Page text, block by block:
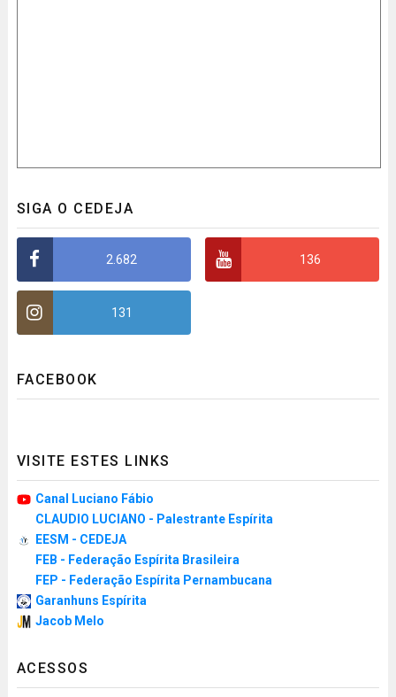
SIGA O CEDEJA
2.682 136
131
FACEBOOK
VISITE ESTES LINKS
Canal Luciano Fábio
CLAUDIO LUCIANO - Palestrante Espírita
EESM - CEDEJA
FEB - Federação Espírita Brasileira
FEP - Federação Espírita Pernambucana
Garanhuns Espírita
Jacob Melo
ACESSOS